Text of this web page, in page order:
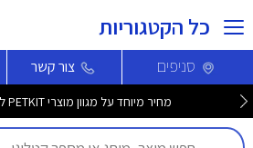
כל הקטגוריות
סניפים צור קשר
מחיר מיוחד על מגוון מוצרי PETKIT לחברי מועדון >>